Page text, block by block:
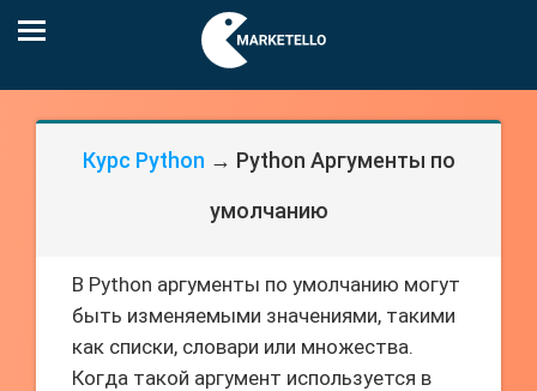
Курс Python → Python Аргументы по
умолчанию
В Python аргументы по умолчанию могут
быть изменяемыми значениями, такими
как списки, словари или множества.
Когда такой аргумент используется в